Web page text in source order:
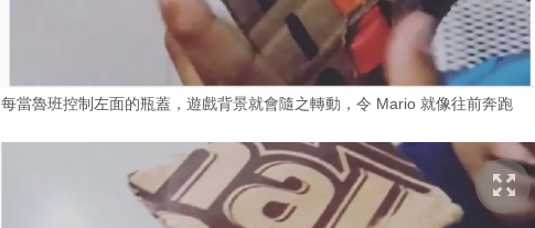
每當魯班控制左面的瓶蓋，遊戲背景就會隨之轉動，令 Mario 就像往前奔跑